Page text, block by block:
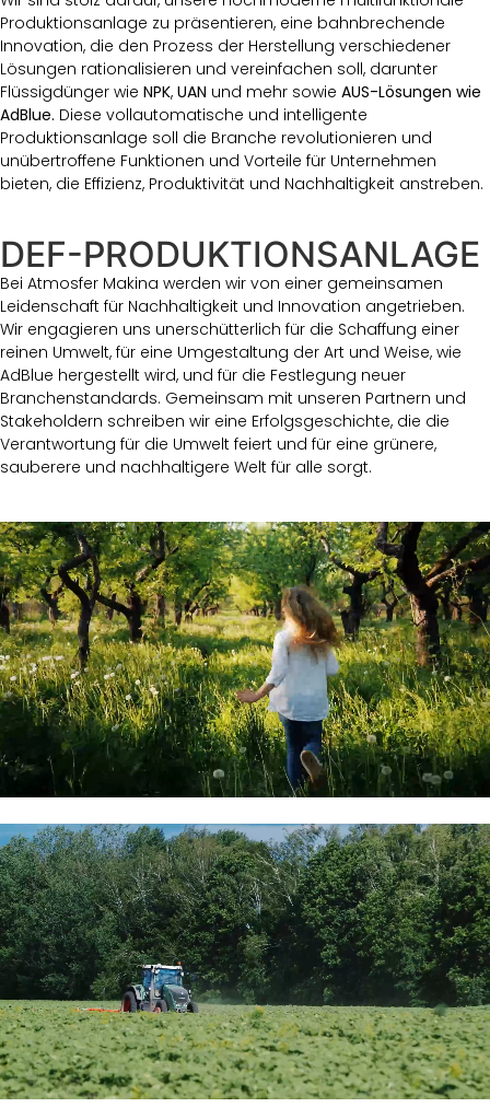
Produktionsanlage zu präsentieren, eine bahnbrechende
Innovation, die den Prozess der Herstellung verschiedener
Lösungen rationalisieren und vereinfachen soll, darunter
Flüssigdünger wie NPK, UAN und mehr sowie AUS-Lösungen wie
AdBlue. Diese vollautomatische und intelligente
Produktionsanlage soll die Branche revolutionieren und
unübertroffene Funktionen und Vorteile für Unternehmen
bieten, die Effizienz, Produktivität und Nachhaltigkeit anstreben.
DEF-PRODUKTIONSANLAGE
Bei Atmosfer Makina werden wir von einer gemeinsamen
Leidenschaft für Nachhaltigkeit und Innovation angetrieben.
Wir engagieren uns unerschütterlich für die Schaffung einer
reinen Umwelt, für eine Umgestaltung der Art und Weise, wie
AdBlue hergestellt wird, und für die Festlegung neuer
Branchenstandards. Gemeinsam mit unseren Partnern und
Stakeholdern schreiben wir eine Erfolgsgeschichte, die die
Verantwortung für die Umwelt feiert und für eine grünere,
sauberere und nachhaltigere Welt für alle sorgt.